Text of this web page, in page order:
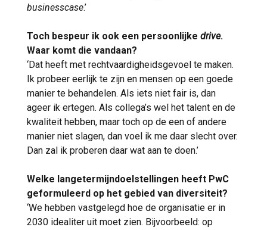
businesscase.’
Toch bespeur ik ook een persoonlijke drive.
Waar komt die vandaan?
‘Dat heeft met rechtvaardigheidsgevoel te maken.
Ik probeer eerlijk te zijn en mensen op een goede
manier te behandelen. Als iets niet fair is, dan
ageer ik ertegen. Als collega’s wel het talent en de
kwaliteit hebben, maar toch op de een of andere
manier niet slagen, dan voel ik me daar slecht over.
Dan zal ik proberen daar wat aan te doen.’
Welke langetermijndoelstellingen heeft PwC
geformuleerd op het gebied van diversiteit?
‘We hebben vastgelegd hoe de organisatie er in
2030 idealiter uit moet zien. Bijvoorbeeld: op